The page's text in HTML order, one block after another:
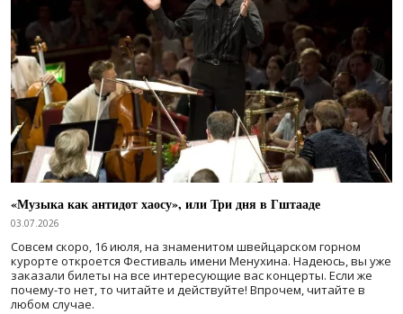
«Музыка как антидот хаосу», или Три дня в Гштааде
03.07.2026
Совсем скоро, 16 июля, на знаменитом швейцарском горном
курорте откроется Фестиваль имени Менухина. Надеюсь, вы уже
заказали билеты на все интересующие вас концерты. Если же
почему-то нет, то читайте и действуйте! Впрочем, читайте в
любом случае.